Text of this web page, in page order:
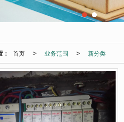
首页 > 业务范围 > 新分类